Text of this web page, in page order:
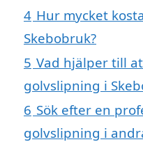
4 Hur mycket
Skebobruk?
5 Vad hjälper till
golvslipning i
6 Sök efter en
golvslipning i